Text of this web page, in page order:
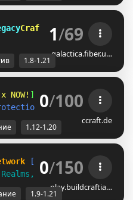
Craft
1/69
galactica.fiber.u…
1.8-1.21
NOW! ] [Amplified 1.12
] [ CreativePlots
0/100
ccraft.de
1.12-1.20
[1.9-1.21]
& Creative!
0/150
play.buildcraftia…
1.9-1.21